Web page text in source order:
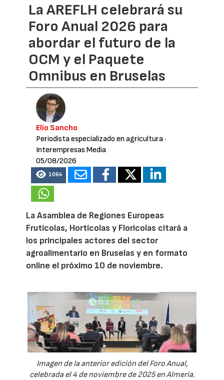
La AREFLH celebrará su
Foro Anual 2026 para
abordar el futuro de la
OCM y el Paquete
Omnibus en Bruselas
Elio Sancho
Periodista especializado en agricultura·
Interempresas Media
05/08/2026
1064
La Asamblea de Regiones Europeas
Frutícolas, Hortícolas y Florícolas citará a
los principales actores del sector
agroalimentario en Bruselas y en formato
online el próximo 10 de noviembre.
Imagen de la anterior edición del Foro Anual,
celebrada el 4 de noviembre de 2025 en Almería.